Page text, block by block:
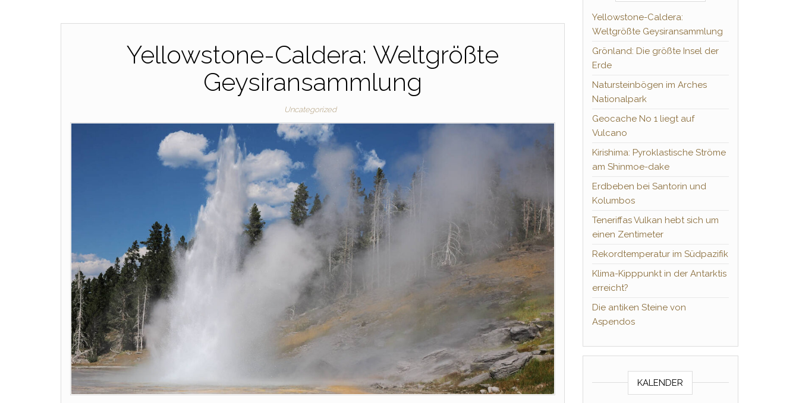
Yellowstone-Caldera: Weltgrößte
Geysiransammlung
Uncategorized
Yellowstone-Caldera:
Weltgrößte Geysiransammlung
Grönland: Die größte Insel der
Erde
Natursteinbögen im Arches
Nationalpark
Geocache No 1 liegt auf
Vulcano
Kirishima: Pyroklastische Ströme
am Shinmoe-dake
Erdbeben bei Santorin und
Kolumbos
Teneriffas Vulkan hebt sich um
einen Zentimeter
Rekordtemperatur im Südpazifik
Klima-Kipppunkt in der Antarktis
erreicht?
Die antiken Steine von
Aspendos
KALENDER